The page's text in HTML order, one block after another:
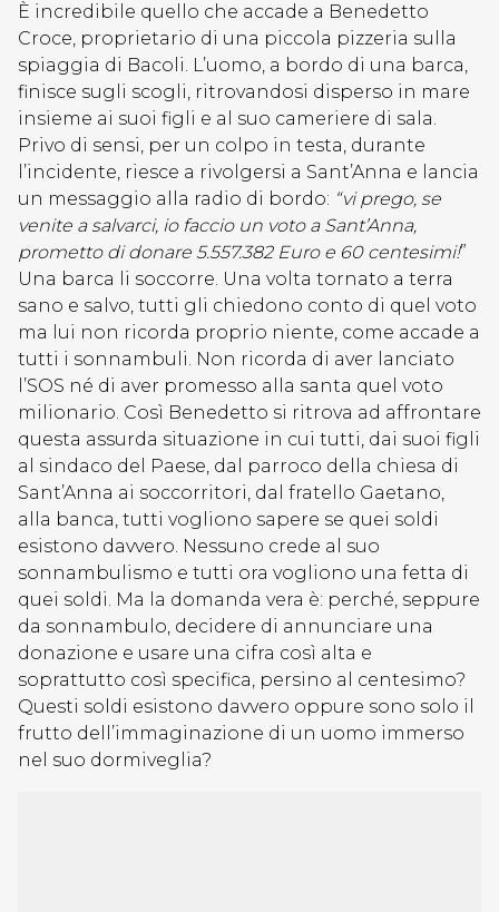
È incredibile quello che accade a Benedetto
Croce, proprietario di una piccola pizzeria sulla
spiaggia di Bacoli. L’uomo, a bordo di una barca,
finisce sugli scogli, ritrovandosi disperso in mare
insieme ai suoi figli e al suo cameriere di sala.
Privo di sensi, per un colpo in testa, durante
l’incidente, riesce a rivolgersi a Sant’Anna e lancia
un messaggio alla radio di bordo: “vi prego, se
venite a salvarci, io faccio un voto a Sant’Anna,
prometto di donare 5.557.382 Euro e 60 centesimi!”
Una barca li soccorre. Una volta tornato a terra
sano e salvo, tutti gli chiedono conto di quel voto
ma lui non ricorda proprio niente, come accade a
tutti i sonnambuli. Non ricorda di aver lanciato
l’SOS né di aver promesso alla santa quel voto
milionario. Così Benedetto si ritrova ad affrontare
questa assurda situazione in cui tutti, dai suoi figli
al sindaco del Paese, dal parroco della chiesa di
Sant’Anna ai soccorritori, dal fratello Gaetano,
alla banca, tutti vogliono sapere se quei soldi
esistono davvero. Nessuno crede al suo
sonnambulismo e tutti ora vogliono una fetta di
quei soldi. Ma la domanda vera è: perché, seppure
da sonnambulo, decidere di annunciare una
donazione e usare una cifra così alta e
soprattutto così specifica, persino al centesimo?
Questi soldi esistono davvero oppure sono solo il
frutto dell’immaginazione di un uomo immerso
nel suo dormiveglia?